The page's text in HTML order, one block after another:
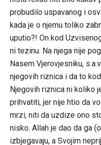
probudilo uspavanog i
kada je o njemu toliko
uputio?! On kod
ni tezinu. Na njega nije
Nasem Vjerovjesniku,
njegovih riznica i da to
Njegovih riznica ni koliko
prihvatiti, jer nije htio da
mrzi, niti da uzdize ono
nisko. Allah je dao da ga
izbjegavaju, a Svojim